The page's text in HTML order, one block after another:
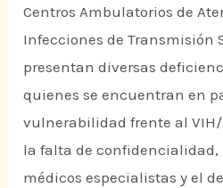
Centros Ambulatorios de
Infecciones de Transmisión
presentan diversas
quienes se encuentran en
vulnerabilidad frente al
la falta de confidencialidad,
médicos especialistas y el